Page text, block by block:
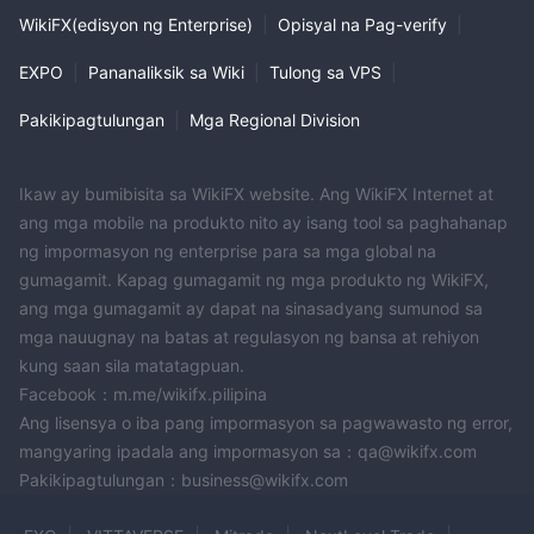
panganib nang walang pasanin ng mga gastos sa komisyon, na
nakikibahagi sa high-frequency o panandaliang pangangalakal.
uri ng account nito upang matugunan ang iba't ibang mga
aalok ang broker ng modelong pangkalakal na walang
komisyon, na nagpapahintulot sa mga mangangalakal na
magsagawa ng mga pangangalakal nang hindi nagkakaroon ng
mga singil sa komisyon, na nagpapahusay sa kahusayan sa
gastos ng kanilang mga aktibidad sa pangangalakal.
Platform ng kalakalan
FXliftnagbibigay ng maraming nalalaman at secure na
karanasan sa pangangalakal sa pamamagitan ng metatrader 4
(mt4) na platform sa mga pc, mac, android, at ios na mga
device. narito ang mga pangunahing tampok:
MT4 para sa PC at Mac:
WikiFX(edisyon ng Enterprise) Opisyal na Pag-verify
EXPO Pananaliksik sa Wiki Tulong sa VPS
Pakikipagtulungan Mga Regional Division
Ikaw ay bumibisita sa WikiFX website. Ang WikiFX Internet at
ang mga mobile na produkto nito ay isang tool sa paghahanap
ng impormasyon ng enterprise para sa mga global na
gumagamit. Kapag gumagamit ng mga produkto ng WikiFX,
ang mga gumagamit ay dapat na sinasadyang sumunod sa
mga nauugnay na batas at regulasyon ng bansa at rehiyon
kung saan sila matatagpuan.
Facebook：m.me/wikifx.pilipina
Ang lisensya o iba pang impormasyon sa pagwawasto ng error,
mangyaring ipadala ang impormasyon sa：qa@wikifx.com
Pakikipagtulungan：business@wikifx.com